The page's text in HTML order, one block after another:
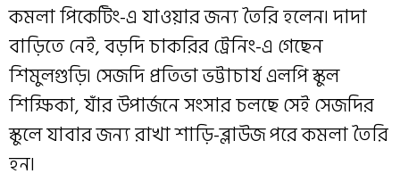
কমলা পিকেটিং-এ যাওয়ার জন্য তৈরি হলেন৷ দাদা
বাড়িতে নেই, বড়দি চাকরির ট্রেনিং-এ গেছেন
শিমুলগুড়ি৷ সেজদি প্রতিভা ভট্টাচার্য এলপি স্কুল
শিক্ষিকা, যাঁর উপার্জনে সংসার চলছে সেই সেজদির
স্কুলে যাবার জন্য রাখা শাড়ি-ব্লাউজ পরে কমলা তৈরি
হন৷